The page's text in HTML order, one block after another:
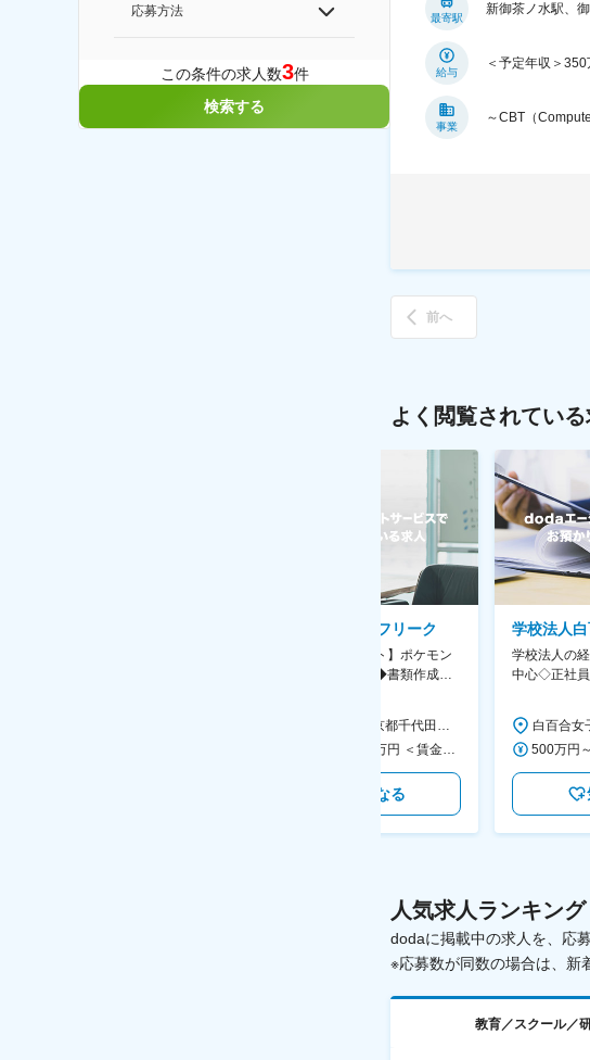
応募方法
この条件の求人数3件
検索する
最寄駅
新御茶ノ水駅、
給与
＜予定年収＞
事業
～CBT（
前へ
よく閲覧されている
株式会社ゲームフリーク
【庶務アシスタント】ポケモン
シリーズ開発企業◆書類作成・
本社 住所：東京都千代田区神田錦町2-2-1 KANDASQUARE 受動喫煙対策：屋内全面禁煙 変更の範囲：会社の定める事業所
350万円～500万円 ＜賃金形態＞ 月給制 ＜賃金内訳＞ 月額（基本給）：215,000円～307,000円 固定残業手当/月：76,700円～110,000円（固定残業時間45時間0分/月） 超過した時間外労働の残業手当は追加支給 ＜月給＞ 291,700円～417,000円（一律手当を含む） ＜昇給有無＞ 有 ＜残業手当＞ 有 ＜給与補足＞ ※経験・能力を考慮の上、年齢に関わりなく当社規定により優遇します。 賃金はあくまでも目安の金額であり、選考を通じて上下する可能性があります。 月給(月額)は固定手当を含めた表記です。
気になる
学校法人
学校法人の
中心◇正社
大学
人気求人ランキング
dodaに掲載中の求人を、応
※応募数が同数の場合は、新
教育／スクール／